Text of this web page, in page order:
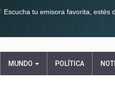
Escucha tu emisora favorita, estés
MUNDO POLÍTICA